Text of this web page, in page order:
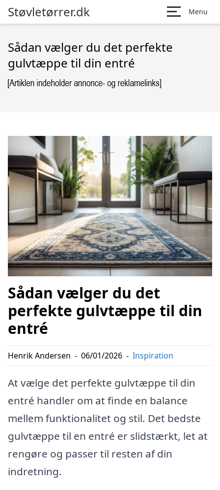
Støvletørrer.dk Menu
Sådan vælger du det perfekte
gulvtæppe til din entré
Sådan vælger du det
perfekte gulvtæppe til din
entré
Henrik Andersen - 06/01/2026 - Inspiration
At vælge det perfekte gulvtæppe til din
entré handler om at finde en balance
mellem funktionalitet og stil. Det bedste
gulvtæppe til en entré er slidstærkt, let at
rengøre og passer til resten af din
indretning.